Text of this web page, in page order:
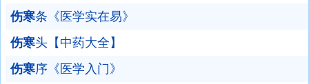
伤寒条《医学实在易》
伤寒头【中药大全】
伤寒序《医学入门》